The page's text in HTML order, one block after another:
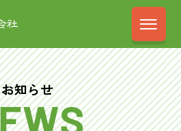
前田木材株式
お知らせ